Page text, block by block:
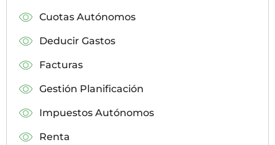
Cuotas Autónomos
Deducir Gastos
Facturas
Gestión Planificación
Impuestos Autónomos
Renta